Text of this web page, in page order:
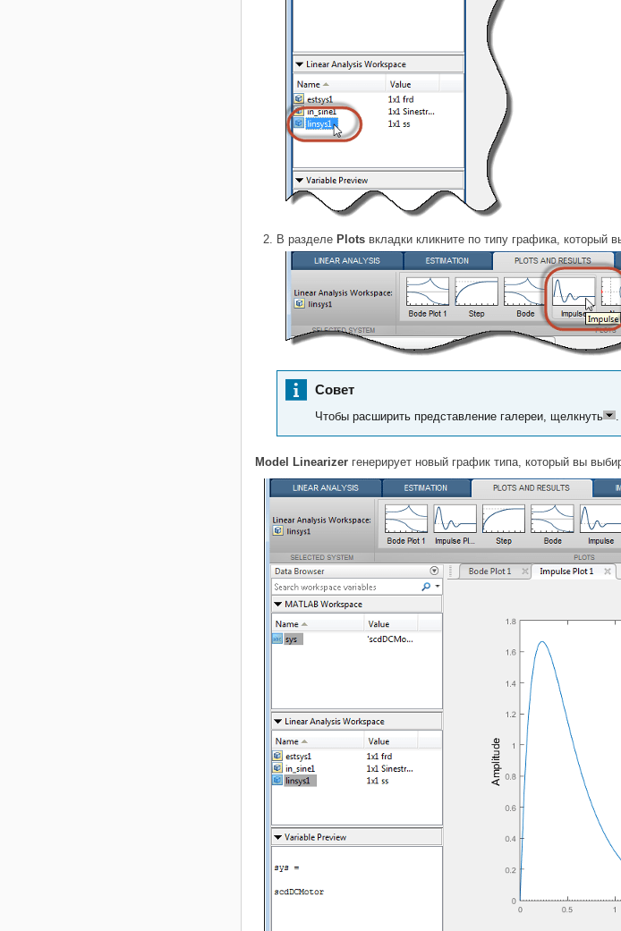
В разделе Plots вкладки кликните по типу графика, который
Совет
Чтобы расширить представление галереи, щелкнуть .
Model Linearizer генерирует новый график типа, который вы